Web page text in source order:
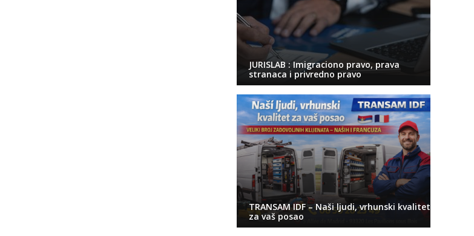
JURISLAB : Imigraciono pravo, prava
stranaca i privredno pravo
TRANSAM IDF – Naši ljudi, vrhunski kvalitet
za vaš posao